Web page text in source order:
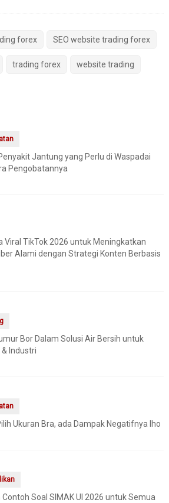
forex SEO website trading forex
trading forex website trading
Jantung yang Perlu di Waspadai
Pengobatannya
Viral TikTok 2026 untuk Meningkatkan
Alami dengan Strategi Konten Berbasis
Bor Dalam Solusi Air Bersih untuk
& Industri
Ukuran Bra, ada Dampak Negatifnya lho
Contoh Soal SIMAK UI 2026 untuk Semua